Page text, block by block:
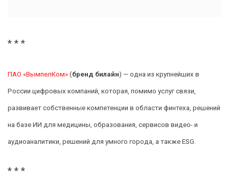
* * *
ПАО «ВымпелКом» (бренд билайн) — одна из крупнейших в
России цифровых компаний, которая, помимо услуг связи,
развивает собственные компетенции в области финтеха, решений
на базе ИИ для медицины, образования, сервисов видео- и
аудиоаналитики, решений для умного города, а также ESG.
* * *